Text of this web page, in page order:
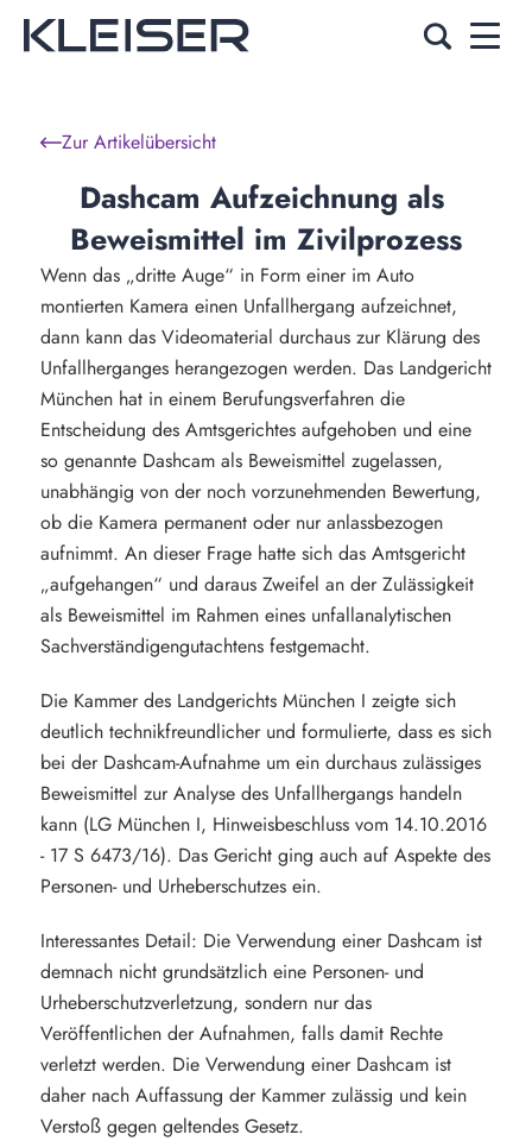
Zur Artikelübersicht
Dashcam Aufzeichnung als
Beweismittel im Zivilprozess
Wenn das „dritte Auge“ in Form einer im Auto
montierten Kamera einen Unfallhergang aufzeichnet,
dann kann das Videomaterial durchaus zur Klärung des
Unfallherganges herangezogen werden. Das Landgericht
München hat in einem Berufungsverfahren die
Entscheidung des Amtsgerichtes aufgehoben und eine
so genannte Dashcam als Beweismittel zugelassen,
unabhängig von der noch vorzunehmenden Bewertung,
ob die Kamera permanent oder nur anlassbezogen
aufnimmt. An dieser Frage hatte sich das Amtsgericht
„aufgehangen“ und daraus Zweifel an der Zulässigkeit
als Beweismittel im Rahmen eines unfallanalytischen
Sachverständigengutachtens festgemacht.
Die Kammer des Landgerichts München I zeigte sich
deutlich technikfreundlicher und formulierte, dass es sich
bei der Dashcam-Aufnahme um ein durchaus zulässiges
Beweismittel zur Analyse des Unfallhergangs handeln
kann (LG München I, Hinweisbeschluss vom 14.10.2016
- 17 S 6473/16). Das Gericht ging auch auf Aspekte des
Personen- und Urheberschutzes ein.
Interessantes Detail: Die Verwendung einer Dashcam ist
demnach nicht grundsätzlich eine Personen- und
Urheberschutzverletzung, sondern nur das
Veröffentlichen der Aufnahmen, falls damit Rechte
verletzt werden. Die Verwendung einer Dashcam ist
daher nach Auffassung der Kammer zulässig und kein
Verstoß gegen geltendes Gesetz.